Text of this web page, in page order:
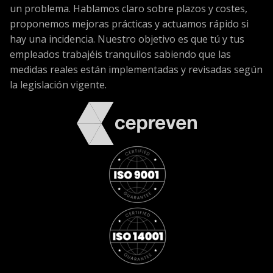
un problema. Hablamos claro sobre plazos y costes,
proponemos mejoras prácticas y actuamos rápido si
hay una incidencia. Nuestro objetivo es que tú y tus
empleados trabajéis tranquilos sabiendo que las
medidas reales están implementadas y revisadas según
la legislación vigente.